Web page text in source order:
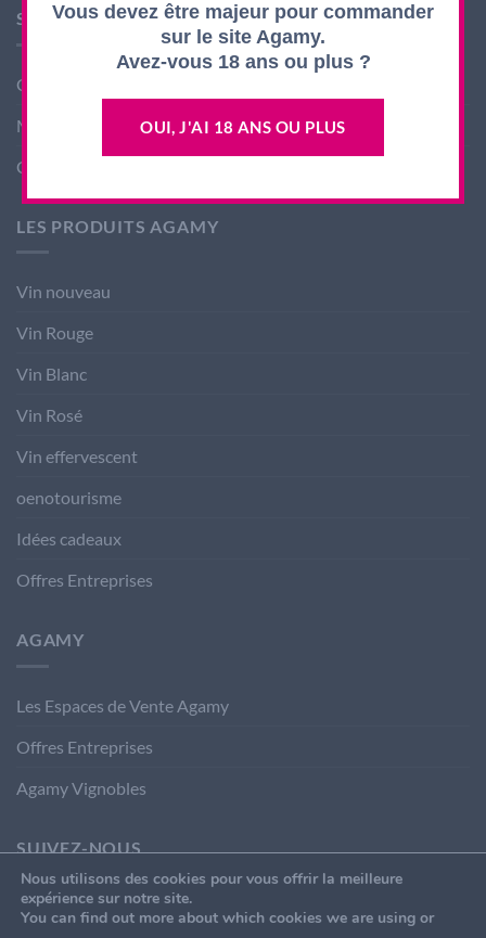
SHOP AGAMY
Conditions générales de ventes
Mentions légales
Contact
LES PRODUITS AGAMY
Vin nouveau
Vin Rouge
Vin Blanc
Vin Rosé
Vin effervescent
oenotourisme
Idées cadeaux
Offres Entreprises
AGAMY
Les Espaces de Vente Agamy
Offres Entreprises
Agamy Vignobles
SUIVEZ-NOUS
Vous devez être majeur pour commander
sur le site Agamy.
Avez-vous 18 ans ou plus ?
OUI, J'AI 18 ANS OU PLUS
Nous utilisons des cookies pour vous offrir la meilleure
expérience sur notre site.
You can find out more about which cookies we are using or